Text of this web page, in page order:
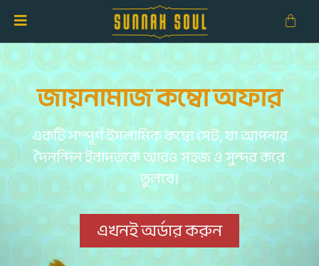
জায়নামাজ কম্বো অফার
একটি সম্পূর্ণ ইসলামিক কম্বো সেট, যা আপনার
দৈনন্দিন ইবাদতকে আরও সহজ ও সুন্দর করে
তুলবে।
এখনই অর্ডার করুন